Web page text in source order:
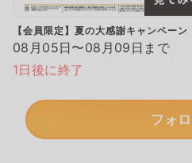
【会員限定】夏の大感謝キャンペー
08月05日〜08月09日まで
1日後に終了
フォ